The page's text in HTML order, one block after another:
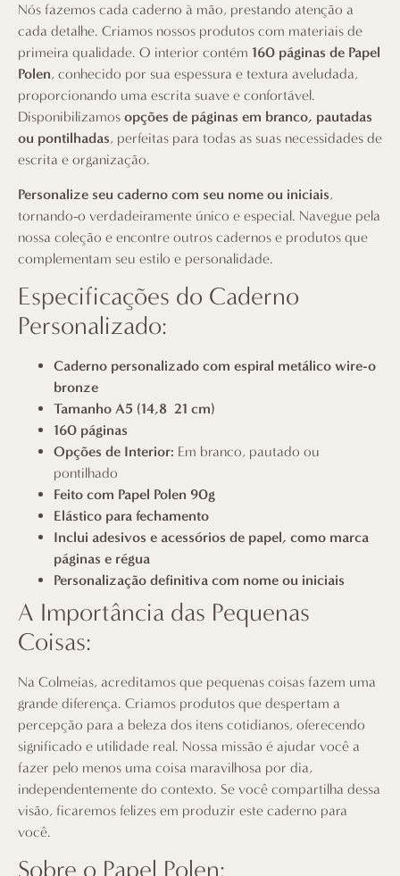
Nós fazemos cada caderno à mão, prestando atenção a
cada detalhe. Criamos nossos produtos com materiais de
primeira qualidade. O interior contém 160 páginas de Papel
Polen, conhecido por sua espessura e textura aveludada,
proporcionando uma escrita suave e confortável.
Disponibilizamos opções de páginas em branco, pautadas
ou pontilhadas, perfeitas para todas as suas necessidades de
escrita e organização.
Personalize seu caderno com seu nome ou iniciais,
tornando-o verdadeiramente único e especial. Navegue pela
nossa coleção e encontre outros cadernos e produtos que
complementam seu estilo e personalidade.
Especificações do Caderno
Personalizado:
Caderno personalizado com espiral metálico wire-o
bronze
Tamanho A5 (14,8×21 cm)
160 páginas
Opções de Interior: Em branco, pautado ou
pontilhado
Feito com Papel Polen 90g
Elástico para fechamento
Inclui adesivos e acessórios de papel, como marca
páginas e régua
Personalização definitiva com nome ou iniciais
A Importância das Pequenas
Coisas:
Na Colmeias, acreditamos que pequenas coisas fazem uma
grande diferença. Criamos produtos que despertam a
percepção para a beleza dos itens cotidianos, oferecendo
significado e utilidade real. Nossa missão é ajudar você a
fazer pelo menos uma coisa maravilhosa por dia,
independentemente do contexto. Se você compartilha dessa
visão, ficaremos felizes em produzir este caderno para
você.
Sobre o Papel Polen: